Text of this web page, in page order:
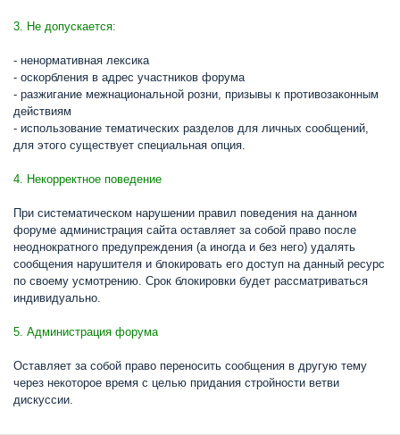
3. Не допускается:
- ненормативная лексика
- оскорбления в адрес участников форума
- разжигание межнациональной розни, призывы к противозаконным
действиям
- использование тематических разделов для личных сообщений,
для этого существует специальная опция.
4. Некорректное поведение
При систематическом нарушении правил поведения на данном
форуме администрация сайта оставляет за собой право после
неоднократного предупреждения (а иногда и без него) удалять
сообщения нарушителя и блокировать его доступ на данный ресурс
по своему усмотрению. Срок блокировки будет рассматриваться
индивидуально.
5. Администрация форума
Оставляет за собой право переносить сообщения в другую тему
через некоторое время с целью придания стройности ветви
дискуссии.